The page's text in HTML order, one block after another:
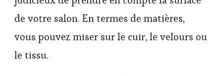
de votre salon. En termes de matières,
vous pouvez miser sur le cuir, le velours ou
le tissu.